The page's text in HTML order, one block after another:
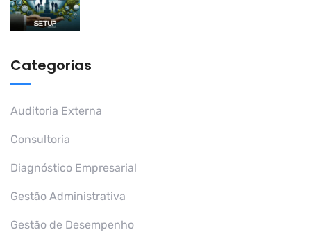
Categorias
Auditoria Externa
Consultoria
Diagnóstico Empresarial
Gestão Administrativa
Gestão de Desempenho